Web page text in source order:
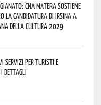
CNA Matera sostiene
la candidatura di Irsina a
della Cultura 2029
servizi per turisti e
i dettagli